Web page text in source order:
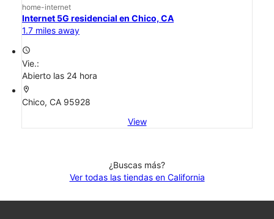
home-internet
Internet 5G residencial en Chico, CA
1.7 miles away
access_time
Vie.:
Abierto las 24 hora
location_on
Chico, CA 95928
View
¿Buscas más?
Ver todas las tiendas en California